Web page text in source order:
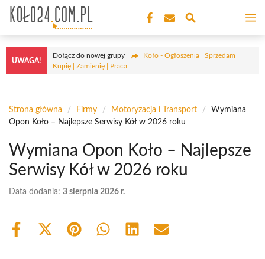
Przejdź
treści
UWAGA!
Dołącz do nowej grupy
Koło - Ogłoszenia | Sprzedam |
Kupię | Zamienię | Praca
Strona główna / Firmy / Motoryzacja i Transport /
Wymiana
Opon Koło – Najlepsze Serwisy Kół w 2026 roku
Wymiana Opon Koło – Najlepsze
Serwisy Kół w 2026 roku
Data dodania: 3 sierpnia 2026 r.
Share
Share Share Share Share Share